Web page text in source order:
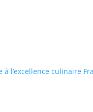
l’excellence culinaire